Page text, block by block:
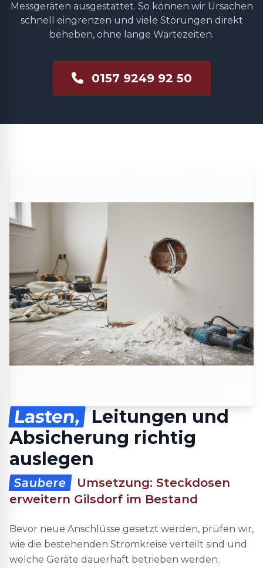
Messgeräten ausgestattet. So können wir Ursachen
schnell eingrenzen und viele Störungen direkt
beheben, ohne lange Wartezeiten.
0157 9249 92 50
Lasten,
Leitungen und
Absicherung richtig
auslegen
Saubere
Umsetzung: Steckdosen
erweitern Gilsdorf im Bestand
Bevor neue Anschlüsse gesetzt werden, prüfen wir,
wie die bestehenden Stromkreise verteilt sind und
welche Geräte dauerhaft betrieben werden.